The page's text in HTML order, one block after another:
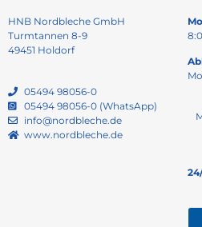
HNB Nordbleche GmbH
Turmtannen 8-9
49451 Holdorf
05494 98056-0
05494 98056-0 (WhatsApp)
info@nordbleche.de
www.nordbleche.de